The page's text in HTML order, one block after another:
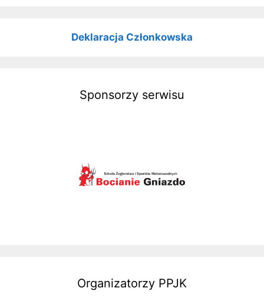
Deklaracja Członkowska
Sponsorzy serwisu
Organizatorzy PPJK